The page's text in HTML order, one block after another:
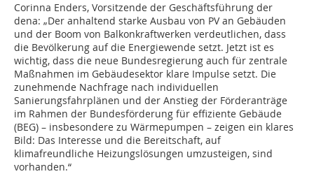
Corinna Enders, Vorsitzende der Geschäftsführung der
dena: „Der anhaltend starke Ausbau von PV an Gebäuden
und der Boom von Balkonkraftwerken verdeutlichen, dass
die Bevölkerung auf die Energiewende setzt. Jetzt ist es
wichtig, dass die neue Bundesregierung auch für zentrale
Maßnahmen im Gebäudesektor klare Impulse setzt. Die
zunehmende Nachfrage nach individuellen
Sanierungsfahrplänen und der Anstieg der Förderanträge
im Rahmen der Bundesförderung für effiziente Gebäude
(BEG) – insbesondere zu Wärmepumpen – zeigen ein klares
Bild: Das Interesse und die Bereitschaft, auf
klimafreundliche Heizungslösungen umzusteigen, sind
vorhanden.“